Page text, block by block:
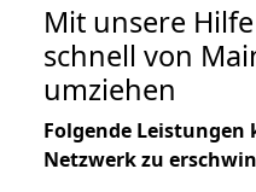
Mit unsere
schnell von
umziehen
Folgende Leistungen
Netzwerk zu